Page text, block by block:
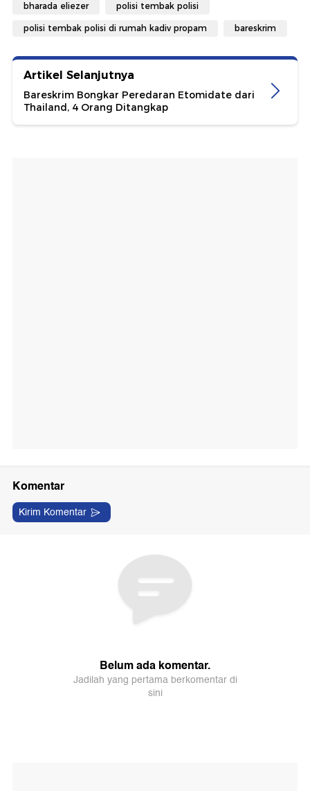
bharada eliezer polisi tembak polisi
polisi tembak polisi di rumah kadiv propam bareskrim
Artikel Selanjutnya
Bareskrim Bongkar Peredaran Etomidate dari
Thailand, 4 Orang Ditangkap